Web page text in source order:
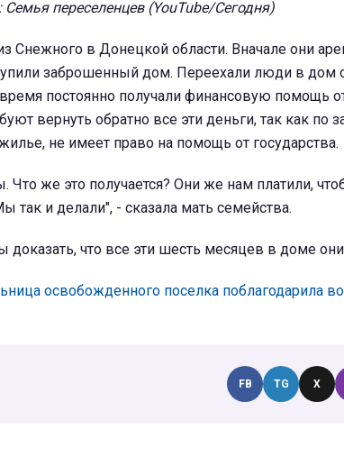
Семья переселенцев (YouTube/Сегодня)
Снежного в Донецкой области. Вначале они
заброшенный дом. Переехали люди в дом
постоянно получали финансовую помощь
вернуть обратно все эти деньги, так как по
не имеет право на помощь от государства.
Что же это получается? Они же нам платили,
и делали", - сказала мать семейства.
доказать, что все эти шесть месяцев в доме
освобожденного поселка поблагодарила
FB TG X